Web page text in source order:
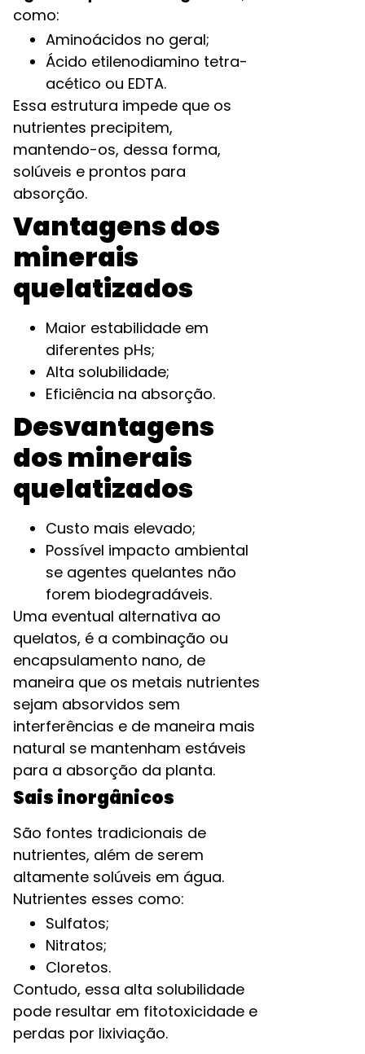
como:
Aminoácidos no geral;
Ácido etilenodiamino tetra-
acético ou EDTA.
Essa estrutura impede que os
nutrientes precipitem,
mantendo-os, dessa forma,
solúveis e prontos para
absorção.
Vantagens dos
minerais
quelatizados
Maior estabilidade em
diferentes pHs;
Alta solubilidade;
Eficiência na absorção.
Desvantagens
dos minerais
quelatizados
Custo mais elevado;
Possível impacto ambiental
se agentes quelantes não
forem biodegradáveis.
Uma eventual alternativa ao
quelatos, é a combinação ou
encapsulamento nano, de
maneira que os metais nutrientes
sejam absorvidos sem
interferências e de maneira mais
natural se mantenham estáveis
para a absorção da planta.
Sais inorgânicos
São fontes tradicionais de
nutrientes, além de serem
altamente solúveis em água.
Nutrientes esses como:
Sulfatos;
Nitratos;
Cloretos.
Contudo, essa alta solubilidade
pode resultar em fitotoxicidade e
perdas por lixiviação.